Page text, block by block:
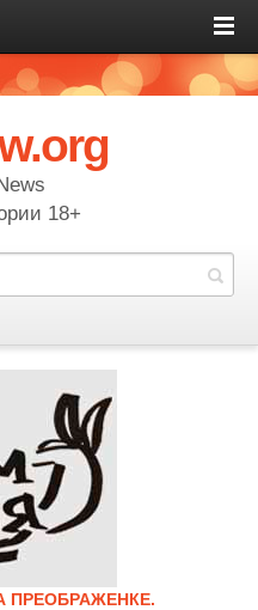
18+
ПРЕОБРАЖЕНКЕ.